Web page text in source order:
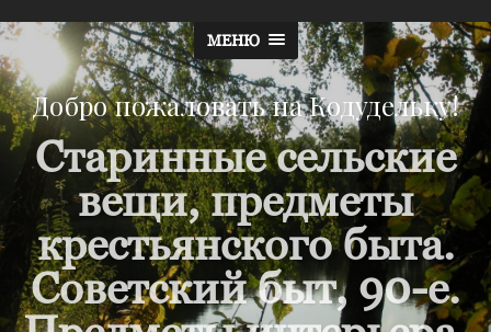
МЕНЮ
Добро пожаловать на Кодудельку!
Старинные сельские
вещи, предметы
крестьянского быта.
Советский быт, 90-е.